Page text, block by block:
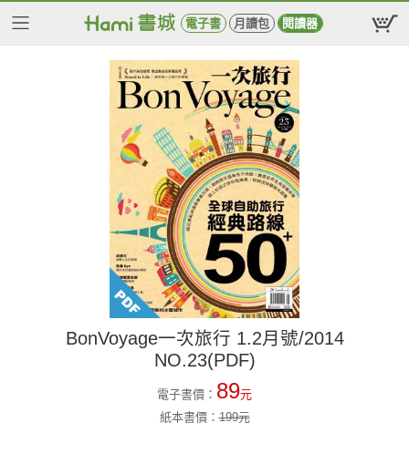
電子書 月讀包 閱讀器
BonVoyage一次旅行 1.2月號/2014
NO.23(PDF)
電子書價： 89元
紙本書價：199元